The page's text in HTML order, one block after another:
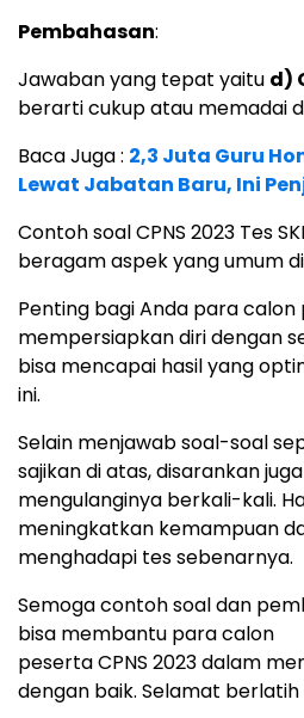
Pembahasan:
Jawaban yang tepat yaitu d)
berarti cukup atau memadai
Baca Juga : 2,3 Juta Guru
Lewat Jabatan Baru, Ini
Contoh soal CPNS 2023 Tes
beragam aspek yang umum
Penting bagi Anda para
mempersiapkan diri dengan
bisa mencapai hasil yang
ini.
Selain menjawab soal-soal
sajikan di atas, disarankan
mengulanginya berkali-kali.
meningkatkan kemampuan
menghadapi tes sebenarnya.
Semoga contoh soal dan
bisa membantu para calon
peserta CPNS 2023 dalam
dengan baik. Selamat